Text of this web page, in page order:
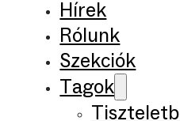
Hírek
Rólunk
Szekciók
Tagok